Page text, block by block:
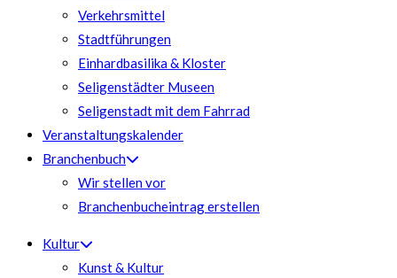
Verkehrsmittel
Stadtführungen
Einhardbasilika & Kloster
Seligenstädter Museen
Seligenstadt mit dem Fahrrad
Veranstaltungskalender
Branchenbuch
Wir stellen vor
Branchenbucheintrag erstellen
Kultur
Kunst & Kultur